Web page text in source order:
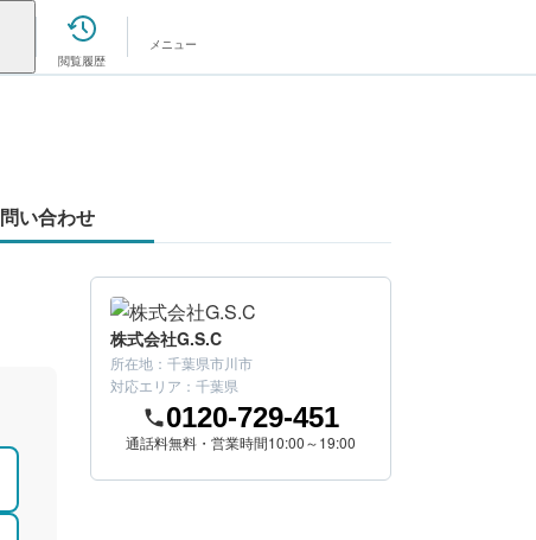
閲覧履歴
メニュー
問い合わせ
株式会社G.S.C
所在地： 千葉県市川市
対応エリア： 千葉県
0120-729-451
通話料無料・営業時間10:00～19:00